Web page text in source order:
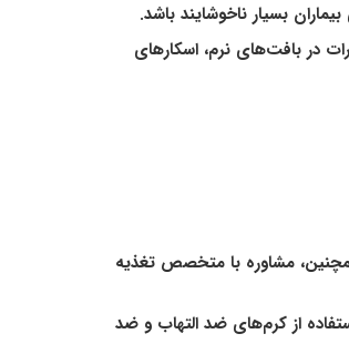
بسیار ناخوشایند باشد.
در بافت‌های نرم، اسکارهای
مشاوره با متخصص تغذیه
از کرم‌های ضد التهاب و ضد